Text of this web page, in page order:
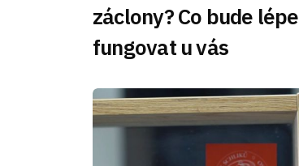
záclony? Co bude lépe
fungovat u vás